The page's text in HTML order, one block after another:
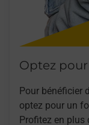
Optez
Pour bénéficier
optez pour un
Profitez en plus